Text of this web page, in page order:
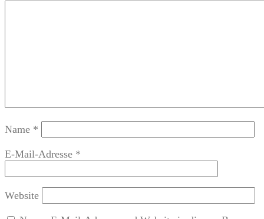
Name *
E-Mail-Adresse *
Website